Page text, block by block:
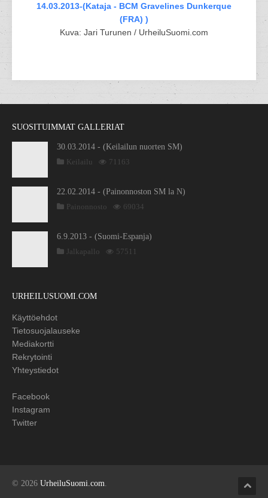
14.03.2013-(Kataja - BCM Gravelines Dunkerque
(FRA) )
Kuva: Jari Turunen / UrheiluSuomi.com
SUOSITUIMMAT GALLERIAT
30.03.2014 - (Keilailun nuorten SM)
Keilailu
71163
22.02.2014 - (Painonnoston SM la N)
Painonnosto
69034
6.9.2013 - (Suomi-Espanja)
Jalkapallo
57511
URHEILUSUOMI.COM
Käyttöehdot
Tietosuojalauseke
Mediakortti
Rekrytointi
Yhteystiedot
Facebook
Instagram
Twitter
© 2026 UrheiluSuomi.com.